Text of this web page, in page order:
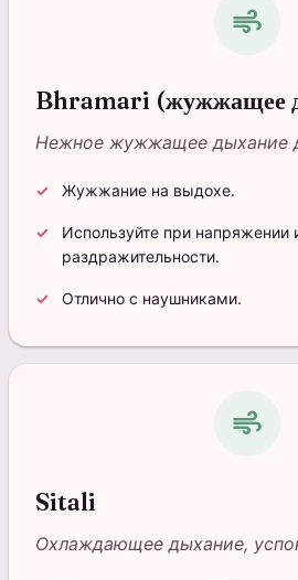
air
Bhramari (жужжащее
Нежное жужжащее дыхание
Жужжание на выдохе.
Используйте при напряжении
раздражительности.
Отлично с наушниками.
air
Sitali
Охлаждающее дыхание,